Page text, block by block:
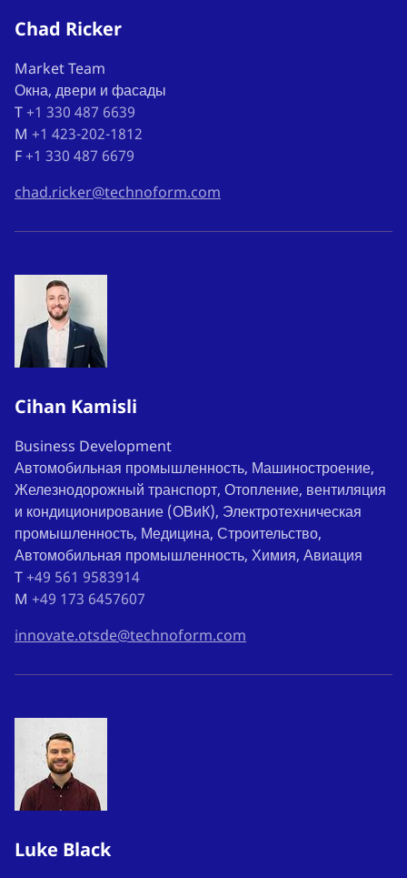
Chad Ricker
Market Team
Окна, двери и фасады
T +1 330 487 6639
M +1 423-202-1812
F +1 330 487 6679
chad.ricker@technoform.com
Cihan Kamisli
Business Development
Автомобильная промышленность, Машиностроение,
Железнодорожный транспорт, Отопление, вентиляция
и кондиционирование (ОВиК), Электротехническая
промышленность, Медицина, Строительство,
Автомобильная промышленность, Химия, Авиация
T +49 561 9583914
M +49 173 6457607
innovate.otsde@technoform.com
Luke Black